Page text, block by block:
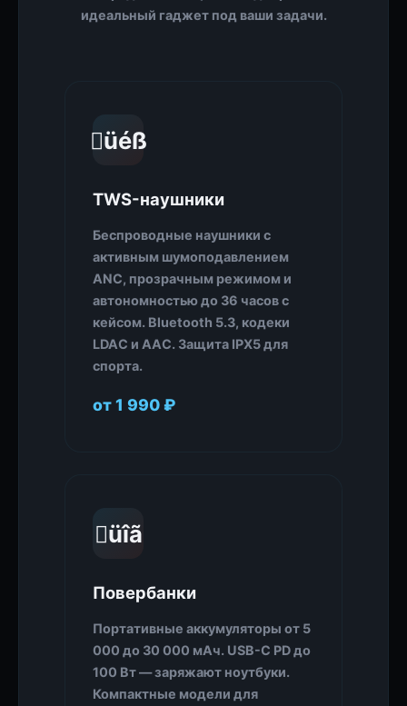
идеальный гаджет под ваши задачи.
üéß
TWS-наушники
Беспроводные наушники с
активным шумоподавлением
ANC, прозрачным режимом и
автономностью до 36 часов с
кейсом. Bluetooth 5.3, кодеки
LDAC и AAC. Защита IPX5 для
спорта.
от 1 990 ₽
üîã
Повербанки
Портативные аккумуляторы от 5
000 до 30 000 мАч. USB-C PD до
100 Вт — заряжают ноутбуки.
Компактные модели для